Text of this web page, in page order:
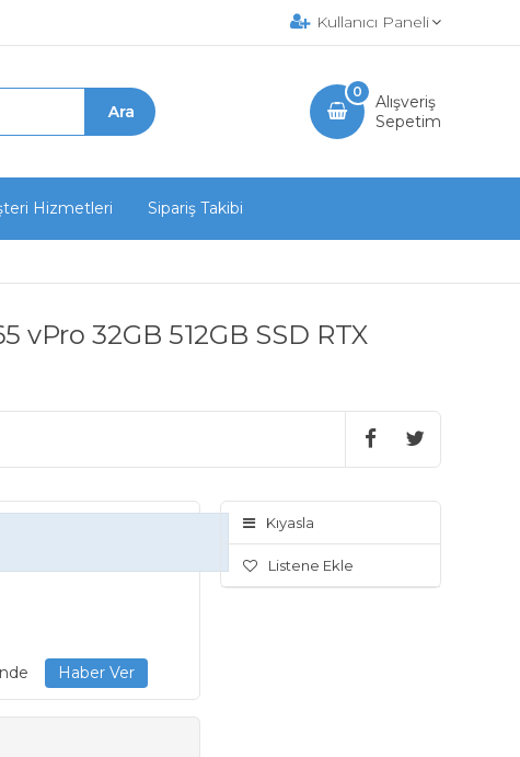
Kullanıcı Paneli
Alışveriş
Sepetim
0
Hizmetleri Sipariş Takibi
vPro 32GB 512GB SSD RTX
Kıyasla
Listene Ekle